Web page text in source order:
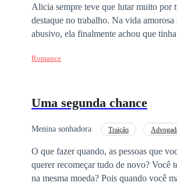
Alicia sempre teve que lutar muito por
destaque no trabalho. Na vida
abusivo, ela finalmente achou que
lhe resta é a melhor amiga que
nova na vizinhança. A mulher era uma
amar novamente? Alguém que perdeu
Romance
Uma segunda chance
Menina sonhadora Traição
O que fazer quando, as pessoas que
querer recomeçar tudo de novo?
na mesma moeda? Pois quando você